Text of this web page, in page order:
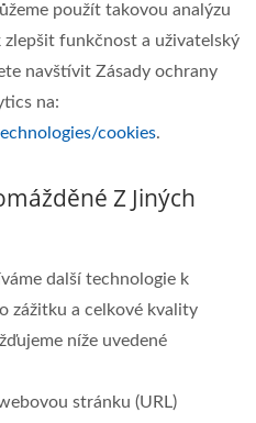
použít takovou analýzu
zlepšit funkčnost a uživatelský
navštívit Zásady ochrany
na:
cookies.
Z Jiných
další technologie k
zážitku a celkové kvality
níže uvedené
stránku (URL)